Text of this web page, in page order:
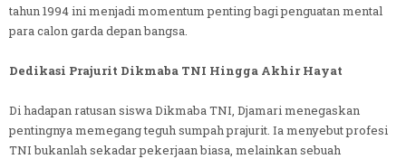
tahun 1994 ini menjadi momentum penting bagi penguatan mental
para calon garda depan bangsa.
Dedikasi Prajurit Dikmaba TNI Hingga Akhir Hayat
Di hadapan ratusan siswa Dikmaba TNI, Djamari menegaskan
pentingnya memegang teguh sumpah prajurit. Ia menyebut profesi
TNI bukanlah sekadar pekerjaan biasa, melainkan sebuah